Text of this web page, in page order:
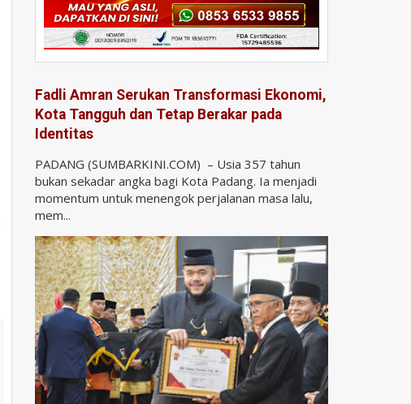
Fadli Amran Serukan Transformasi Ekonomi,
Kota Tangguh dan Tetap Berakar pada
Identitas
PADANG (SUMBARKINI.COM) – Usia 357 tahun
bukan sekadar angka bagi Kota Padang. Ia menjadi
momentum untuk menengok perjalanan masa lalu,
mem...